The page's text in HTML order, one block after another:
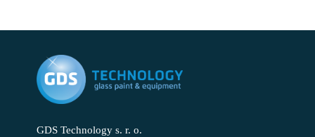
GDS Technology s. r. o.